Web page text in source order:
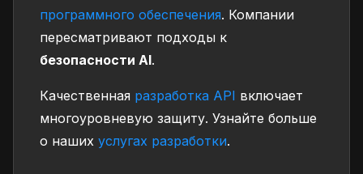
программного обеспечения. Компании
пересматривают подходы к
безопасности AI.
Качественная разработка API включает
многоуровневую защиту. Узнайте больше
о наших услугах разработки.